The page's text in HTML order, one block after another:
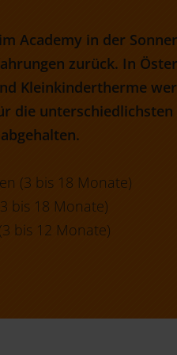
Academy in der
zurück. In
Kleinkindertherme
die unterschiedlichsten
(3 bis 18 Monate)
bis 18 Monate)
bis 12 Monate)